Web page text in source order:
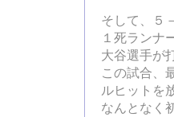
そして、５
１死ランナ
大谷選手が
この試合、
ルヒットを
なんとなく